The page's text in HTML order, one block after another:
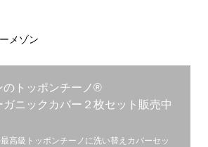
メゾン
のトッポンチーノ®︎
ニックカバー２枚セット販売中
高級トッポンチーノに洗い替えカバーセッ